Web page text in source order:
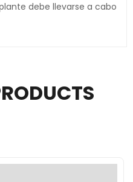
debe llevarse a cabo